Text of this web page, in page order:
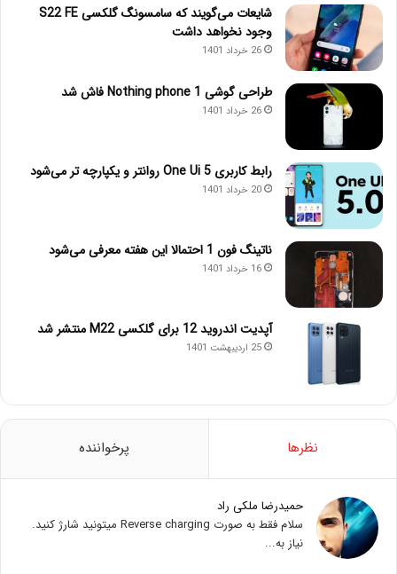
شایعات می‌گویند که سامسونگ گلکسی S22 FE
وجود نخواهد داشت
26 خرداد 1401
طراحی گوشی Nothing phone 1 فاش شد
26 خرداد 1401
رابط کاربری One Ui 5 روانتر و یکپارچه تر می‌شود
20 خرداد 1401
ناتینگ فون 1 احتمالا این هفته معرفی می‌شود
16 خرداد 1401
آپدیت اندروید 12 برای گلکسی M22 منتشر شد
25 اردیبهشت 1401
نظرها پرخواننده
حمیدرضا ملکی راد
سلام فقط به صورت Reverse charging میتونید شارژ کنید.
نیاز به...